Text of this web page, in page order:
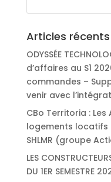
Articles récents
ODYSSÉE
d’affaires au S1
commandes –
venir avec
CBo Territoria :
logements locatifs
SHLMR (groupe
LES
DU 1ER SEMESTRE